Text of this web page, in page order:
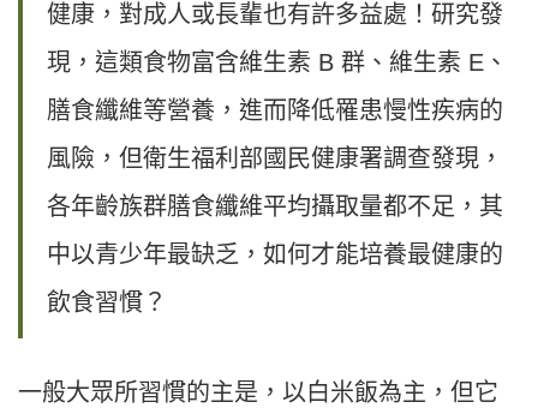
健康，對成人或長輩也有許多益處！研究發
現，這類食物富含維生素 B 群、維生素 E、
膳食纖維等營養，進而降低罹患慢性疾病的
風險，但衛生福利部國民健康署調查發現，
各年齡族群膳食纖維平均攝取量都不足，其
中以青少年最缺乏，如何才能培養最健康的
飲食習慣？
一般大眾所習慣的主是，以白米飯為主，但它